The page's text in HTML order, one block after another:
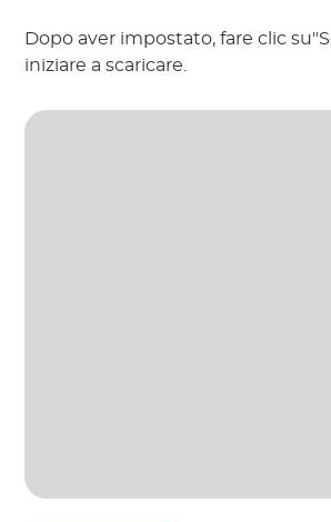
Dopo aver impostato, fare clic
iniziare a scaricare.